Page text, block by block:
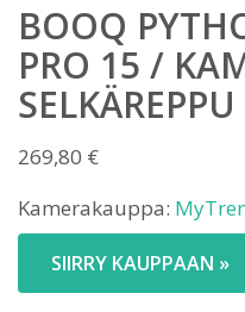
BOOQ
PRO 15 /
269,80 €
Kamerakauppa:
SIIRRY KAUPPAAN »